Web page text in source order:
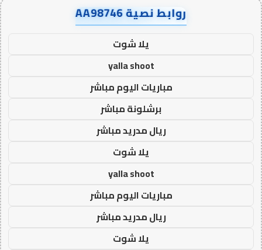
روابط نصية AA98746
يلا شوت
yalla shoot
مباريات اليوم مباشر
برشلونة مباشر
ريال مدريد مباشر
يلا شوت
yalla shoot
مباريات اليوم مباشر
ريال مدريد مباشر
يلا شوت